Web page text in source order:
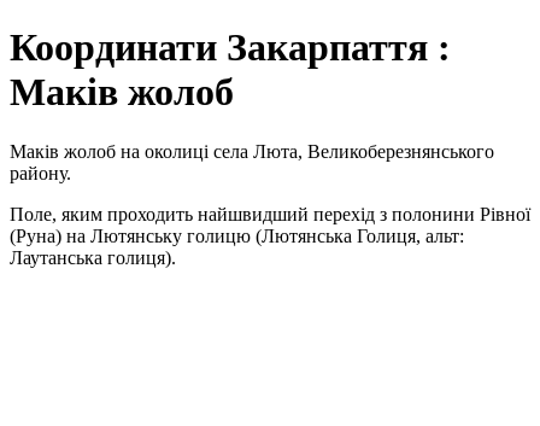
Координати Закарпаття :
Маків жолоб
Маків жолоб на околиці села Люта, Великоберезнянського
району.
Поле, яким проходить найшвидший перехід з полонини Рівної
(Руна) на Лютянську голицю (Лютянська Голиця, альт:
Лаутанська голиця).